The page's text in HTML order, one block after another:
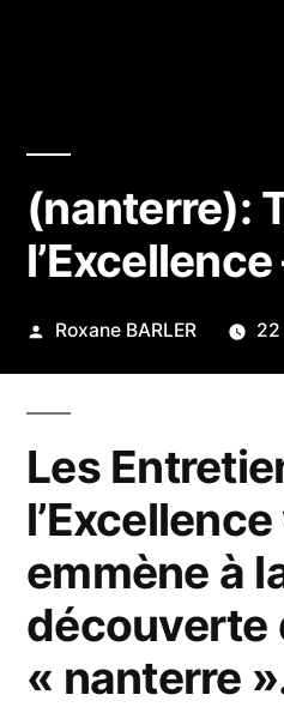
(nanterre):
Publié
Roxane BARLER
Les
emmène à
découverte
« nanterre